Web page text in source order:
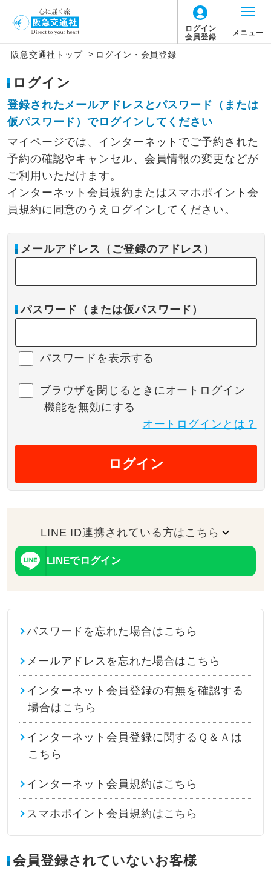
ログイン
会員登録
メニュー
阪急交通社トップ > ログイン・会員登録
ログイン
登録されたメールアドレスとパスワード（または
仮パスワード）でログインしてください
マイページでは、インターネットでご予約された
予約の確認やキャンセル、会員情報の変更などが
ご利用いただけます。
インターネット会員規約またはスマホポイント会
員規約に同意のうえログインしてください。
メールアドレス（ご登録のアドレス）
パスワード（または仮パスワード）
パスワードを表示する
ブラウザを閉じるときにオートログイン
機能を無効にする
オートログインとは？
ログイン
LINE ID連携されている方はこちら
LINEでログイン
パスワードを忘れた場合はこちら
メールアドレスを忘れた場合はこちら
インターネット会員登録の有無を確認する
場合はこちら
インターネット会員登録に関するＱ＆Ａは
こちら
インターネット会員規約はこちら
スマホポイント会員規約はこちら
会員登録されていないお客様